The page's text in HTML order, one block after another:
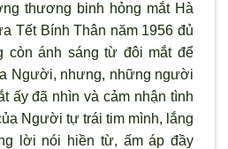
thương binh hỏng mắt Hà
Tết Bính Thân năm 1956 đủ
còn ánh sáng từ đôi mắt để
Người, nhưng, những người
ấy đã nhìn và cảm nhận tình
Người tự trái tim mình, lắng
lời nói hiền từ, ấm áp đầy